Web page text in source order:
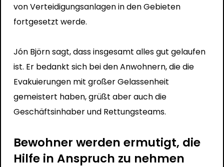
von Verteidigungsanlagen in den Gebieten
fortgesetzt werde.
Jón Björn sagt, dass insgesamt alles gut gelaufen
ist. Er bedankt sich bei den Anwohnern, die die
Evakuierungen mit großer Gelassenheit
gemeistert haben, grüßt aber auch die
Geschäftsinhaber und Rettungsteams.
Bewohner werden ermutigt, die
Hilfe in Anspruch zu nehmen